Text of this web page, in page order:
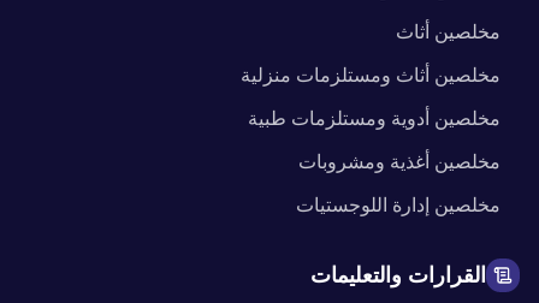
مخلصين أثاث
مخلصين أثاث ومستلزمات منزلية
مخلصين أدوية ومستلزمات طبية
مخلصين أغذية ومشروبات
مخلصين إدارة اللوجستيات
القرارات والتعليمات